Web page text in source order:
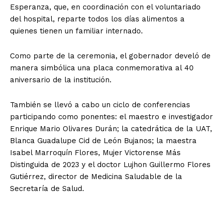
Esperanza, que, en coordinación con el voluntariado
del hospital, reparte todos los días alimentos a
quienes tienen un familiar internado.
Como parte de la ceremonia, el gobernador develó de
manera simbólica una placa conmemorativa al 40
aniversario de la institución.
También se llevó a cabo un ciclo de conferencias
participando como ponentes: el maestro e investigador
Enrique Mario Olivares Durán; la catedrática de la UAT,
Blanca Guadalupe Cid de León Bujanos; la maestra
Isabel Marroquín Flores, Mujer Victorense Más
Distinguida de 2023 y el doctor Lujhon Guillermo Flores
Gutiérrez, director de Medicina Saludable de la
Secretaría de Salud.